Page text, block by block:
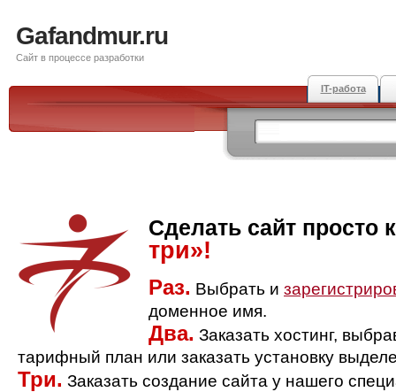
Gafandmur.ru
Сайт в процессе разработки
IT-работа
Сделать сайт просто
три»!
Раз. Выбрать и
доменное имя.
Два. Заказать хостинг,
тарифный план или заказать установку
Три. Заказать создание сайта у нашего